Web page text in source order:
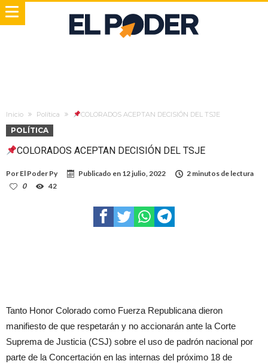
Inicio Política COLORADOS ACEPTAN DECISIÓN DEL TSJE
POLÍTICA
COLORADOS ACEPTAN DECISIÓN DEL TSJE
Por El Poder Py Publicado en 12 julio, 2022
2 minutos de lectura
0
42
Tanto Honor Colorado como Fuerza Republicana dieron
manifiesto de que respetarán y no accionarán ante la Corte
Suprema de Justicia (CSJ) sobre el uso de padrón nacional por
parte de la Concertación en las internas del próximo 18 de